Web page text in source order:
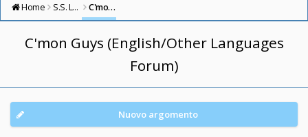
Home S.S. LAZIO FORUM C'mon Guys (English/Other Languages Forum)
C'mon Guys (English/Other Languages
Forum)
Nuovo argomento